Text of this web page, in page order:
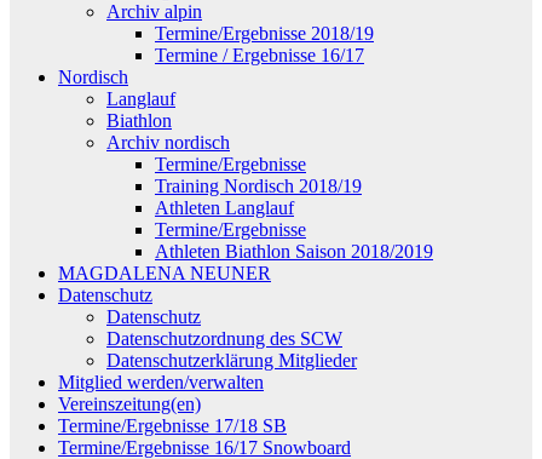
Archiv alpin
Termine/Ergebnisse 2018/19
Termine / Ergebnisse 16/17
Nordisch
Langlauf
Biathlon
Archiv nordisch
Termine/Ergebnisse
Training Nordisch 2018/19
Athleten Langlauf
Termine/Ergebnisse
Athleten Biathlon Saison 2018/2019
MAGDALENA NEUNER
Datenschutz
Datenschutz
Datenschutzordnung des SCW
Datenschutzerklärung Mitglieder
Mitglied werden/verwalten
Vereinszeitung(en)
Termine/Ergebnisse 17/18 SB
Termine/Ergebnisse 16/17 Snowboard